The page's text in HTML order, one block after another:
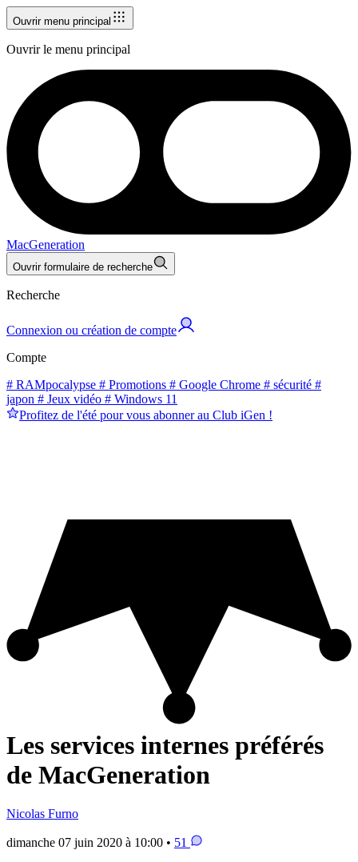
Ouvrir menu principal
Ouvrir le menu principal
MacGeneration
Ouvrir formulaire de recherche
Recherche
Connexion ou création de compte
Compte
# RAMpocalypse # Promotions # Google Chrome # sécurité #
japon # Jeux vidéo # Windows 11
Profitez de l'été pour vous abonner au Club iGen !
Les services internes préférés
de MacGeneration
Nicolas Furno
dimanche 07 juin 2020 à 10:00 • 51